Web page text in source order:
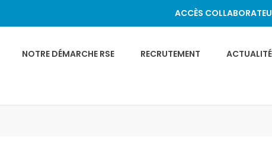
ACCÈS
NOTRE DÉMARCHE RSE RECRUTEMENT